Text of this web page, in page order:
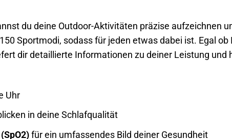
du deine Outdoor-Aktivitäten präzise aufzeichnen
Sportmodi, sodass für jeden etwas dabei ist. Egal
dir detaillierte Informationen zu deiner Leistung und
Uhr
in deine Schlafqualität
für ein umfassendes Bild deiner Gesundheit